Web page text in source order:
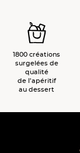
1800 créations
surgelées de
qualité
de l’apéritif
au dessert